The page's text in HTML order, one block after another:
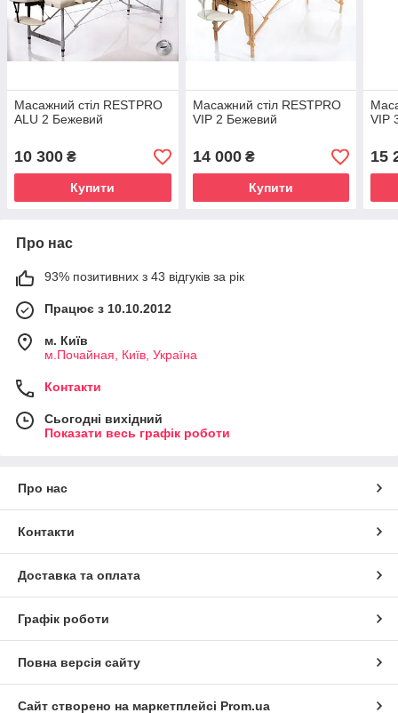
Масажний стіл RESTPRO
ALU 2 Бежевий
10 300 ₴
Купити
Масажний стіл RESTPRO
VIP 2 Бежевий
14 000₴
Купити
VIP
15
Про нас
93% позитивних з 43 відгуків за рік
Працює з 10.10.2012
м. Київ
м.Почайная, Київ, Україна
Контакти
Сьогодні вихідний
Показати весь графік роботи
Про нас
Контакти
Доставка та оплата
Графік роботи
Повна версія сайту
Сайт створено на маркетплейсі Prom.ua